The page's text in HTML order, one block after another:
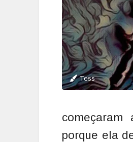
Tess
começaram
porque ela